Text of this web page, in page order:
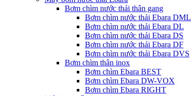
Bơm chìm nước thải thân gang
Bơm chìm nước thải Ebara DML
Bơm chìm nước thải Ebara DL
Bơm chìm nước thải Ebara DS
Bơm chìm nước thải Ebara DF
Bơm chìm nước thải Ebara DVS
Bơm chìm thân inox
Bơm chìm Ebara BEST
Bơm chìm Ebara DW-VOX
Bơm chìm Ebara RIGHT